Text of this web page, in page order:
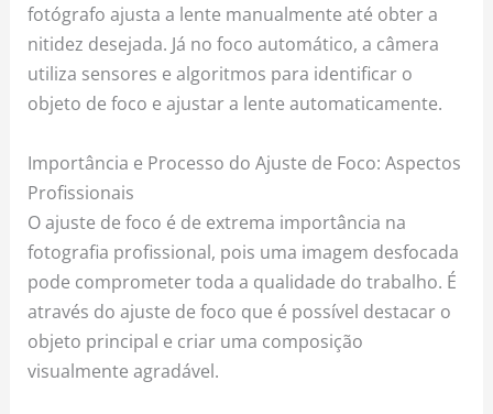
fotógrafo ajusta a lente manualmente até obter a
nitidez desejada. Já no foco automático, a câmera
utiliza sensores e algoritmos para identificar o
objeto de foco e ajustar a lente automaticamente.
Importância e Processo do Ajuste de Foco: Aspectos
Profissionais
O ajuste de foco é de extrema importância na
fotografia profissional, pois uma imagem desfocada
pode comprometer toda a qualidade do trabalho. É
através do ajuste de foco que é possível destacar o
objeto principal e criar uma composição
visualmente agradável.